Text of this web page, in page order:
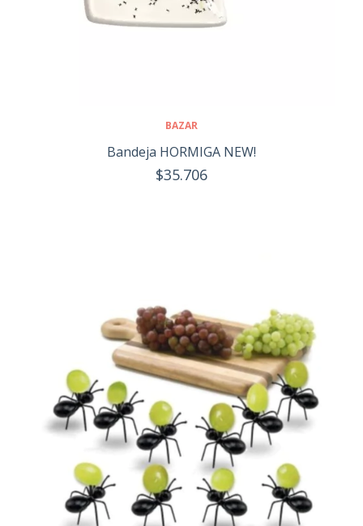
BAZAR
Bandeja HORMIGA NEW!
$35.706